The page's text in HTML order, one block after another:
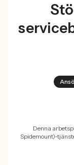
Denna
Spidemount)-